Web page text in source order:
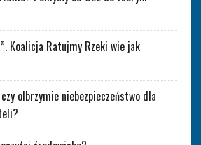
Koalicja Ratujmy Rzeki wie jak
olbrzymie niebezpieczeństwo dla